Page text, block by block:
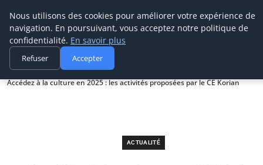
Prospection Pro
Accueil
Actualité
Accédez à la culture en 2025 : les activités proposées par le CE Korian
ACTUALITÉ
Nous utilisons des cookies pour améliorer votre expérience de
navigation. En poursuivant, vous acceptez notre politique de
confidentialité. En savoir plus
Refuser Accepter